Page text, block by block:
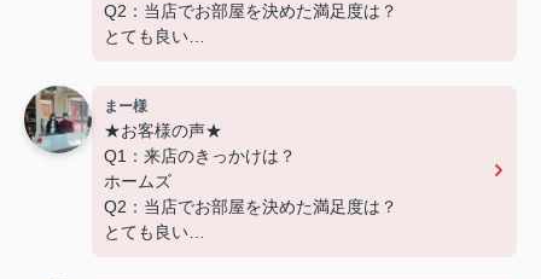
Q2：当店でお部屋を決めた満足度は？
とても良い
---------------------------
この度は弊社でのご契約ありがとうございまし
た！
アパートマンション館では、お部屋のご紹介だけ
でなく、入居後のアフターフォローもさせて頂いて
まー様
★お客様の声★
Q1：来店のきっかけは？
ホームズ
Q2：当店でお部屋を決めた満足度は？
とても良い